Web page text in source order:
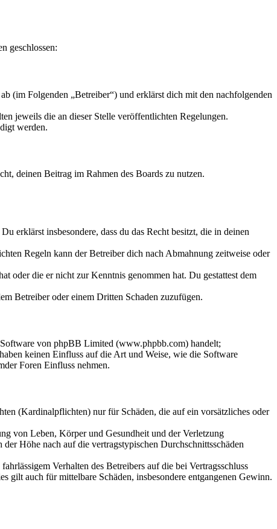
geschlossen:
(im Folgenden „Betreiber“) und erklärst dich mit den nachfolgenden
jeweils die an dieser Stelle veröffentlichten Regelungen.
werden.
deinen Beitrag im Rahmen des Boards zu nutzen.
erklärst insbesondere, dass du das Recht besitzt, die in deinen
Regeln kann der Betreiber dich nach Abmahnung zeitweise oder
oder die er nicht zur Kenntnis genommen hat. Du gestattest dem
Betreiber oder einem Dritten Schaden zuzufügen.
von phpBB Limited (www.phpbb.com) handelt;
keinen Einfluss auf die Art und Weise, wie die Software
Foren Einfluss nehmen.
(Kardinalpflichten) nur für Schäden, die auf ein vorsätzliches oder
von Leben, Körper und Gesundheit und der Verletzung
Höhe nach auf die vertragstypischen Durchschnittsschäden
Verhalten des Betreibers auf die bei Vertragsschluss
gilt auch für mittelbare Schäden, insbesondere entgangenen Gewinn.